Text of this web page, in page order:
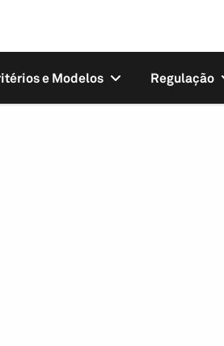
e Modelos Regulação